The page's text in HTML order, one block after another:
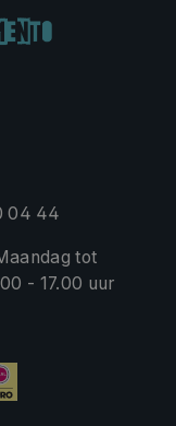
04 44
tot
- 17.00 uur